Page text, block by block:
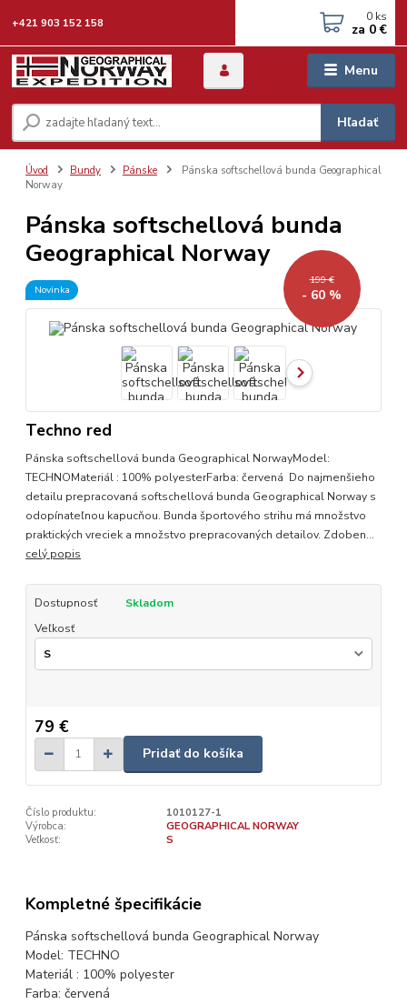
Menu
Hľadať
+421 903 152 158 0 ks
za 0 €
Úvod Bundy Pánske
Pánska softschellová bunda Geographical
Norway
Pánska softschellová bunda
Geographical Norway
Novinka
199 €
- 60 %
Techno red
Pánska softschellová bunda Geographical NorwayModel:
TECHNOMateriál : 100% polyesterFarba: červená Do najmenšieho
detailu prepracovaná softschellová bunda Geographical Norway s
odopínateľnou kapucňou. Bunda športového strihu má množstvo
praktických vreciek a množstvo prepracovaných detailov. Zdoben...
celý popis
Dostupnosť
Skladom
Veľkosť
79 €
Pridať do košíka
Číslo produktu:
1010127-1
Výrobca:
GEOGRAPHICAL NORWAY
Veľkosť:
S
Kompletné špecifikácie
Pánska softschellová bunda Geographical Norway
Model: TECHNO
Materiál : 100% polyester
Farba: červená